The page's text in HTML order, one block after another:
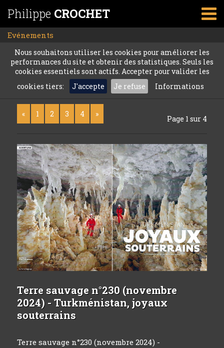
Philippe CROCHET
Evénements
Nous souhaitons utiliser les cookies pour améliorer les
performances du site et obtenir des statistiques. Seuls les
cookies essentiels sont actifs. Accepter pour valider les
cookies tiers:
J'accepte Je refuse Informations
Page 1 sur 4
« 1 2 3 4 »
Terre sauvage n°230 (novembre
2024) - Turkménistan, joyaux
souterrains
Terre sauvage n°230 (novembre 2024) -